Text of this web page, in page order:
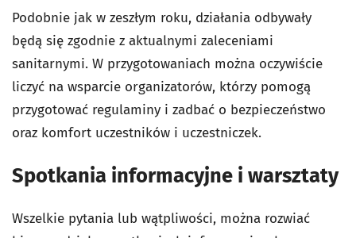
Podobnie jak w zeszłym roku, działania odbywały
będą się zgodnie z aktualnymi zaleceniami
sanitarnymi. W przygotowaniach można oczywiście
liczyć na wsparcie organizatorów, którzy pomogą
przygotować regulaminy i zadbać o bezpieczeństwo
oraz komfort uczestników i uczestniczek.
Spotkania informacyjne i warsztaty
Wszelkie pytania lub wątpliwości, można rozwiać